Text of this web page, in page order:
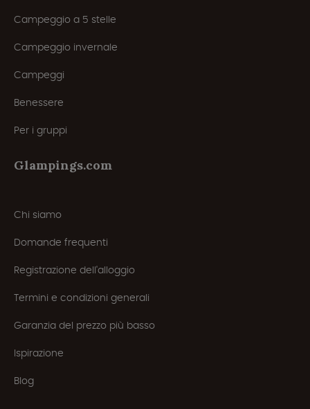
Campeggio a 5 stelle
Campeggio invernale
Campeggi
Benessere
Per i gruppi
Glampings.com
Chi siamo
Domande frequenti
Registrazione dell'alloggio
Termini e condizioni generali
Garanzia del prezzo più basso
Ispirazione
Blog